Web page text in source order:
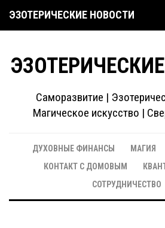
ЭЗОТЕРИЧЕСКИЕ НОВОСТИ
Саморазвитие |
Магическое искусство |
ДУХОВНЫЕ ФИНАНСЫ МАГИЯ
КОНТАКТ С ДОМОВЫМ
СОТРУДНИЧЕСТВО